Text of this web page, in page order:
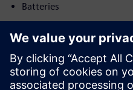
Batteries
Mozgás
Service
Olyan szolgáltatást nyújt a